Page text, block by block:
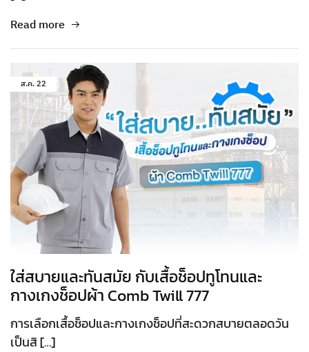
Read more
ส.ค.22
ใส่สบายและทันสมัย กับเสื้อช็อปทูโทนและ
กางเกงช็อปผ้า Comb Twill 777
การเลือกเสื้อช็อปและกางเกงช็อปที่สะดวกสบายตลอดวัน
เป็นสิ […]